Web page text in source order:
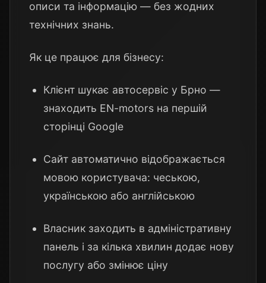
описи та інформацію — без жодних
технічних знань.
Як це працює для бізнесу:
Клієнт шукає автосервіс у Брно —
знаходить EN-motors на першій
сторінці Google
Сайт автоматично відображається
мовою користувача: чеською,
українською або англійською
Власник заходить в адміністративну
панель і за кілька хвилин додає нову
послугу або змінює ціну